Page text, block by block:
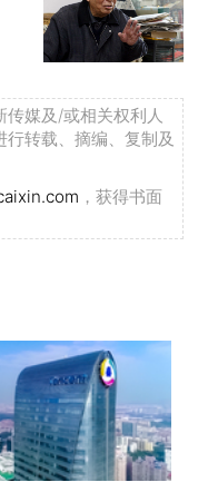
媒及/或相关权利人
转载、摘编、复制及
，获得书面